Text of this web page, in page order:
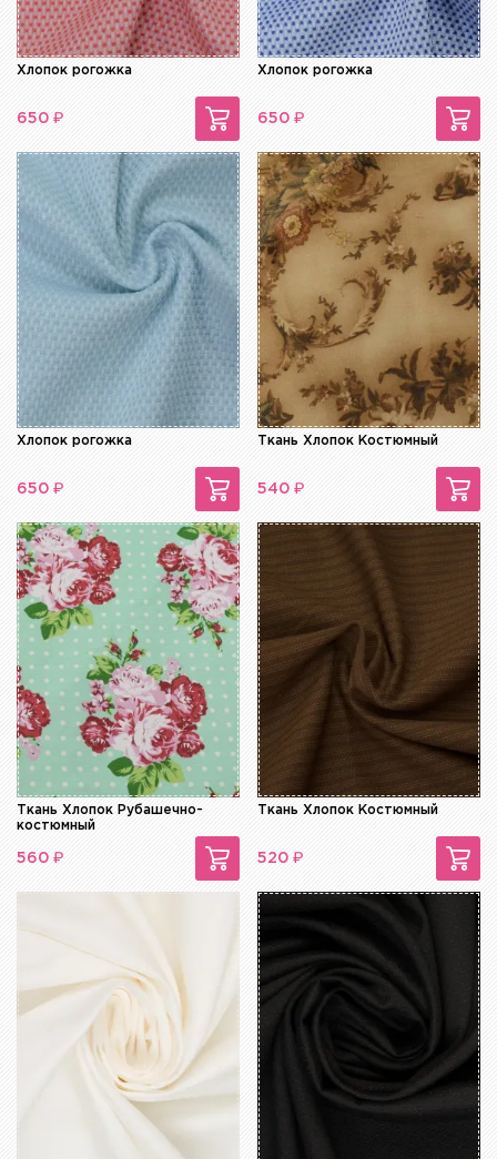
Хлопок рогожка
650 ₽
Хлопок рогожка
650 ₽
Хлопок рогожка
650 ₽
Ткань Хлопок Костюмный
540 ₽
Ткань Хлопок Рубашечно-
костюмный
560 ₽
Ткань Хлопок Костюмный
520 ₽